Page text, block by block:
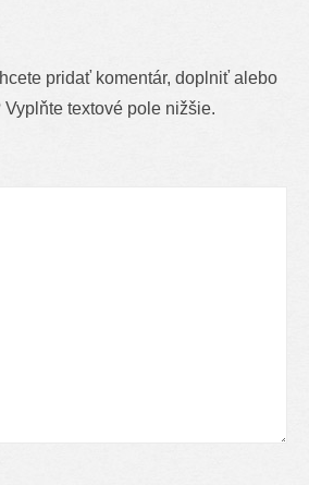
pridať komentár, doplniť alebo
textové pole nižšie.